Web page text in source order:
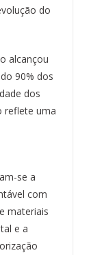
do
alcançou
90% dos
dos
reflete uma
se a
com
materiais
e a